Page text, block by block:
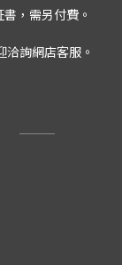
，需另付費。
詢網店客服。